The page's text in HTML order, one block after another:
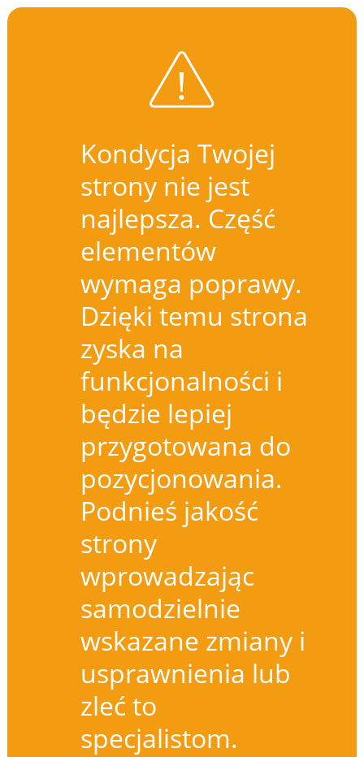
Kondycja Twojej
strony nie jest
najlepsza. Część
elementów
wymaga poprawy.
Dzięki temu strona
zyska na
funkcjonalności i
będzie lepiej
przygotowana do
pozycjonowania.
Podnieś jakość
strony
wprowadzając
samodzielnie
wskazane zmiany i
usprawnienia lub
zleć to
specjalistom.